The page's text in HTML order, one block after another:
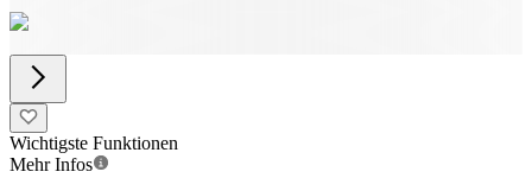
Wichtigste Funktionen
Mehr Infos